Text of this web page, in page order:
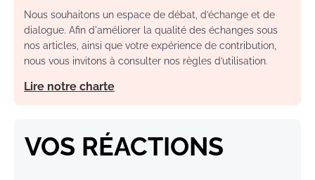
Nous souhaitons un espace de débat, d’échange et de
dialogue. Afin d'améliorer la qualité des échanges sous
nos articles, ainsi que votre expérience de contribution,
nous vous invitons à consulter nos règles d’utilisation.
Lire notre charte
VOS RÉACTIONS